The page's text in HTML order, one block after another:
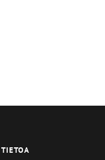
TIETOA